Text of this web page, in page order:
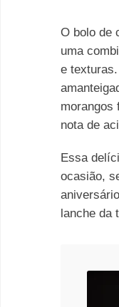
O bolo de
uma
e
morangos
nota de
Essa
ocasião,
lanche da